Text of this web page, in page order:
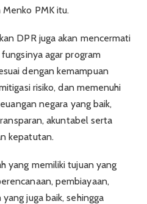
Menko PMK itu.
DPR juga akan mencermati
agar program
dengan kemampuan
risiko, dan memenuhi
negara yang baik,
akuntabel serta
kepatutan.
yang memiliki tujuan yang
pembiayaan,
juga baik, sehingga